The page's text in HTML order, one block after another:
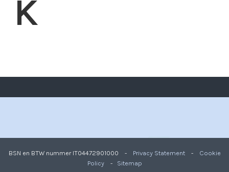
K
BSN en BTW nummer IT04472901000 - Privacy Statement- Cookie
Policy- Sitemap